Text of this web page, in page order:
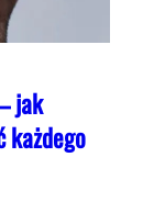
jak
każdego